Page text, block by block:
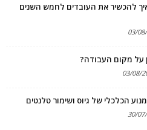
להכשיר את העובדים לחמש השנים
03/
על מקום העבודה?
03/08/
30/